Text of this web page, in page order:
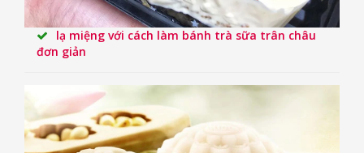
lạ miệng với cách làm bánh trà sữa trân châu
đơn giản